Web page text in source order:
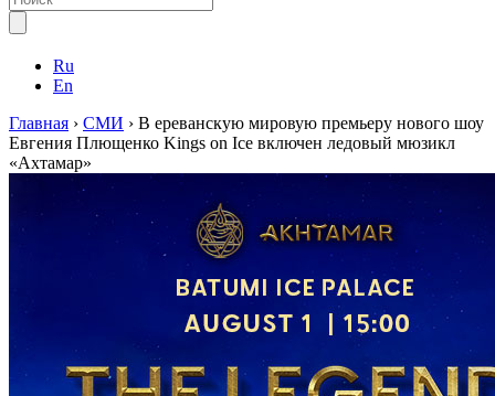
Ru
En
Главная › СМИ › В ереванскую мировую премьеру нового шоу
Евгения Плющенко Kings on Ice включен ледовый мюзикл
«Ахтамар»